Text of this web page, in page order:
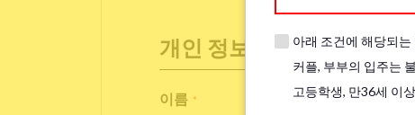
개인 정보
이름 *
아래 조건에 해당되
커플, 부부의 입주는
고등학생, 만36세 이